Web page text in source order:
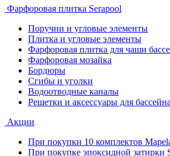
Фарфоровая плитка Serapool
Поручни и угловые элементы
Плитка и угловые элементы
Фарфоровая плитка для чаши
Фарфоровая мозайка
Бордюры
Сгибы и уголки
Водоотводные каналы
Решетки и аксессуары для бассейна
Акции
При покупки 10 комплектов
При покупке эпоксидной